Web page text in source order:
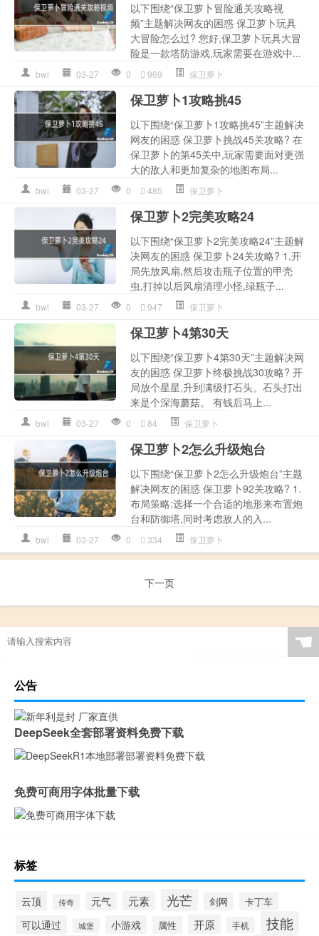
以下围绕“保卫萝卜冒险通关攻略视
频”主题解决网友的困惑 保卫萝卜玩具
大冒险怎么过? 您好,保卫萝卜玩具大冒
险是一款塔防游戏,玩家需要在游戏中...
bwl 03-27 0 969 保卫萝卜
保卫萝卜1攻略挑45
以下围绕“保卫萝卜1攻略挑45”主题解决
网友的困惑 保卫萝卜挑战45关攻略? 在
保卫萝卜的第45关中,玩家需要面对更强
大的敌人和更加复杂的地图布局...
bwl 03-27 0 485 保卫萝卜
保卫萝卜2完美攻略24
以下围绕“保卫萝卜2完美攻略24”主题解
决网友的困惑 保卫萝卜24关攻略? 1,开
局先放风扇,然后攻击瓶子位置的甲壳
虫,打掉以后风扇清理小怪,绿瓶子...
bwl 03-27 0 947 保卫萝卜
保卫萝卜4第30天
以下围绕“保卫萝卜4第30天”主题解决网
友的困惑 保卫萝卜终极挑战30攻略? 开
局放个星星,升到满级打石头。石头打出
来是个深海蘑菇。 有钱后马上...
bwl 03-27 0 84 保卫萝卜
保卫萝卜2怎么升级炮台
以下围绕“保卫萝卜2怎么升级炮台”主题
解决网友的困惑 保卫萝卜92关攻略? 1.
布局策略:选择一个合适的地形来布置炮
台和防御塔,同时考虑敌人的入...
bwl 03-27 0 334 保卫萝卜
下一页
☚
公告
DeepSeek全套部署资料免费下载
免费可商用字体批量下载
标签
云顶 传奇 元气 元素 光芒 剑网 卡丁车
可以通过 城堡 小游戏 属性 开原 手机 技能